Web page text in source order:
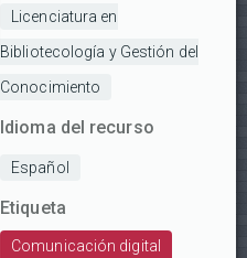
Licenciatura en
Bibliotecología y Gestión del
Conocimiento
Idioma del recurso
Español
Etiqueta
Comunicación digital